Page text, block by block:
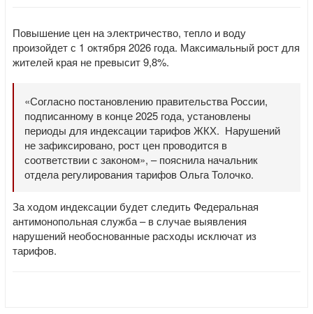
Повышение цен на электричество, тепло и воду
произойдет с 1 октября 2026 года. Максимальный рост для
жителей края не превысит 9,8%.
«Согласно постановлению правительства России,
подписанному в конце 2025 года, установлены
периоды для индексации тарифов ЖКХ. Нарушений
не зафиксировано, рост цен проводится в
соответствии с законом», – пояснила начальник
отдела регулирования тарифов Ольга Толочко.
За ходом индексации будет следить Федеральная
антимонопольная служба – в случае выявления
нарушений необоснованные расходы исключат из
тарифов.